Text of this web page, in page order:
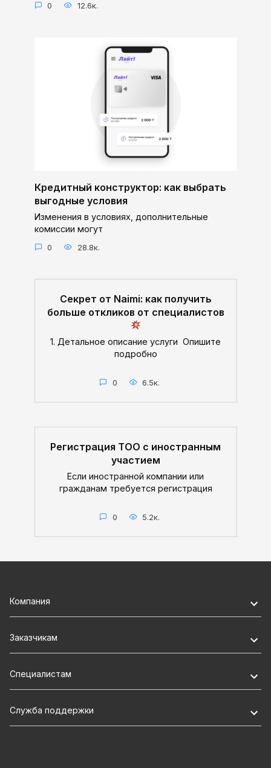
0 12.6к.
Кредитный конструктор: как выбрать
выгодные условия
Изменения в условиях, дополнительные
комиссии могут
0 28.8к.
Секрет от Naimi: как получить
больше откликов от специалистов
1. Детальное описание услуги Опишите
подробно
0 6.5к.
Регистрация ТОО с иностранным
участием
Если иностранной компании или
гражданам требуется регистрация
0 5.2к.
Компания
Заказчикам
Специалистам
Служба поддержки